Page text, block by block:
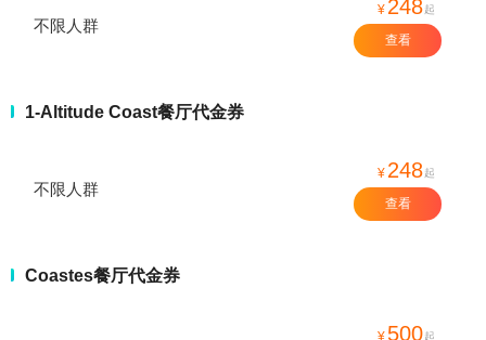
不限人群
¥ 248起
查看
1-Altitude Coast餐厅代金券
不限人群
¥ 248起
查看
Coastes餐厅代金券
¥ 500起